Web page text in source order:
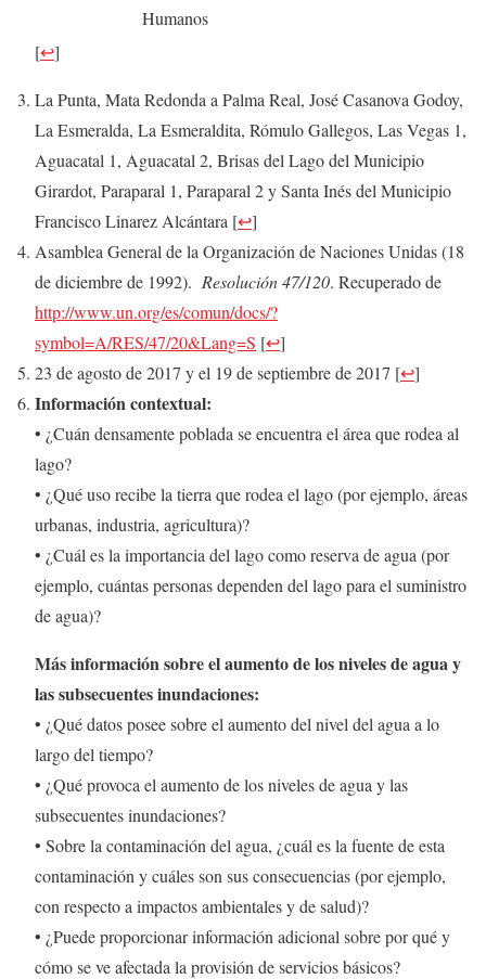
Humanos
[↩]
La Punta, Mata Redonda a Palma Real, José Casanova Godoy,
La Esmeralda, La Esmeraldita, Rómulo Gallegos, Las Vegas 1,
Aguacatal 1, Aguacatal 2, Brisas del Lago del Municipio
Girardot, Paraparal 1, Paraparal 2 y Santa Inés del Municipio
Francisco Linarez Alcántara [↩]
Asamblea General de la Organización de Naciones Unidas (18
de diciembre de 1992). Resolución 47/120. Recuperado de
http://www.un.org/es/comun/docs/?
symbol=A/RES/47/20&Lang=S [↩]
23 de agosto de 2017 y el 19 de septiembre de 2017 [↩]
Información contextual:
• ¿Cuán densamente poblada se encuentra el área que rodea al
lago?
• ¿Qué uso recibe la tierra que rodea el lago (por ejemplo, áreas
urbanas, industria, agricultura)?
• ¿Cuál es la importancia del lago como reserva de agua (por
ejemplo, cuántas personas dependen del lago para el suministro
de agua)?
Más información sobre el aumento de los niveles de agua y
las subsecuentes inundaciones:
• ¿Qué datos posee sobre el aumento del nivel del agua a lo
largo del tiempo?
• ¿Qué provoca el aumento de los niveles de agua y las
subsecuentes inundaciones?
• Sobre la contaminación del agua, ¿cuál es la fuente de esta
contaminación y cuáles son sus consecuencias (por ejemplo,
con respecto a impactos ambientales y de salud)?
• ¿Puede proporcionar información adicional sobre por qué y
cómo se ve afectada la provisión de servicios básicos?